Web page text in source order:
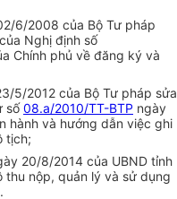
6/2008 của Bộ Tư pháp
Nghị định số
Chính phủ về đăng ký và
5/2012 của Bộ Tư pháp sửa
số08.a/2010/TT-BTP ngày
hành và hướng dẫn việc ghi
tịch;
20/8/2014 của UBND tỉnh
thu nộp, quản lý và sử dụng